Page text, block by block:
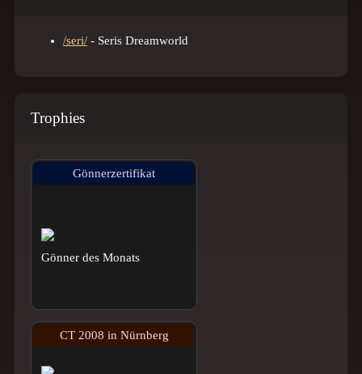
/seri/ - Seris Dreamworld
Trophies
Gönnerzertifikat
Gönner des Monats
CT 2008 in Nürnberg